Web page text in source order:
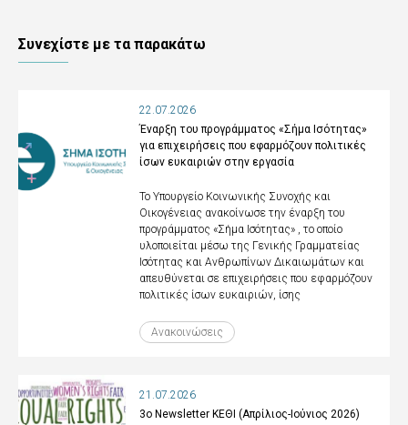
Συνεχίστε με τα παρακάτω
22.07.2026
Έναρξη του προγράμματος «Σήμα Ισότητας»
για επιχειρήσεις που εφαρμόζουν πολιτικές
ίσων ευκαιριών στην εργασία
Το Υπουργείο Κοινωνικής Συνοχής και
Οικογένειας ανακοίνωσε την έναρξη του
προγράμματος «Σήμα Ισότητας» , το οποίο
υλοποιείται μέσω της Γενικής Γραμματείας
Ισότητας και Ανθρωπίνων Δικαιωμάτων και
απευθύνεται σε επιχειρήσεις που εφαρμόζουν
πολιτικές ίσων ευκαιριών, ίσης
Ανακοινώσεις
21.07.2026
3ο Newsletter ΚΕΘΙ (Απρίλιος-Ιούνιος 2026)